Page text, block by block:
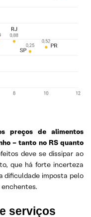
preços de alimentos
– tanto no RS quanto
deve se dissipar ao
que há forte incerteza
dificuldade imposta pelo
enchentes.
serviços